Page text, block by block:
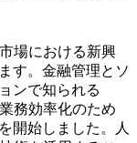
場における新興
す。金融管理とソ
ンで知られる
務効率化のため
開始しました。人